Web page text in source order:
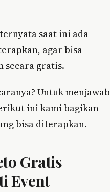
saat ini ada
agar bisa
secara gratis.
Untuk menjawab
ini kami bagikan
bisa diterapkan.
Gratis
Event